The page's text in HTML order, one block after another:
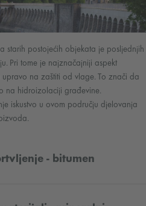
starih postojećih objekata je posljednjih
Pri tome je najznačajniji aspekt
na zaštiti od vlage. To znači da
na hidroizolaciji građevine.
iskustvo u ovom području djelovanja
- bitumen